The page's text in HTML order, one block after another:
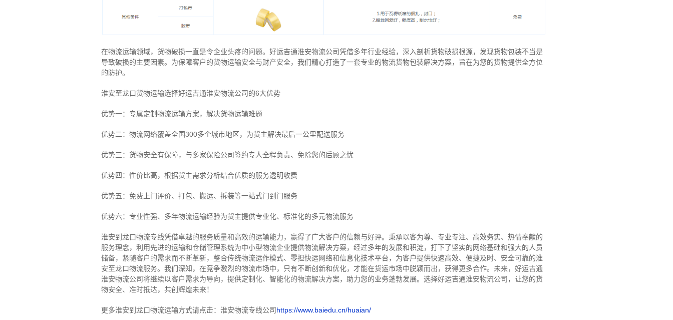
在物流运输领域，货物破损一直是令企业头疼的问题。好运吉通淮安物流公司凭借多年行业经验，深入剖析货物破损根源，发现货物包装不当是
导致破损的主要因素。为保障客户的货物运输安全与财产安全，我们精心打造了一套专业的物流货物包装解决方案，旨在为您的货物提供全方位
的防护。
淮安至龙口货物运输选择好运吉通淮安物流公司的6大优势
优势一：专属定制物流运输方案，解决货物运输难题
优势二：物流网络覆盖全国300多个城市地区，为货主解决最后一公里配送服务
优势三：货物安全有保障，与多家保险公司签约专人全程负责、免除您的后顾之忧
优势四：性价比高，根据货主需求分析结合优质的服务透明收费
优势五：免费上门评价、打包、搬运、拆装等一站式门到门服务
优势六：专业性强、多年物流运输经验为货主提供专业化、标准化的多元物流服务
淮安到龙口物流专线凭借卓越的服务质量和高效的运输能力，赢得了广大客户的信赖与好评。 秉承以客为尊、专业专注、高效务实、热情奉献的
服务理念，利用先进的运输和仓储管理系统为中小型物流企业提供物流解决方案，经过多年的发展和积淀，打下了坚实的网络基础和强大的人员
储备，紧随客户的需求而不断革新，整合传统物流运作模式、零担快运网络和信息化技术平台，为客户提供快速高效、便捷及时、安全可靠的淮
安至龙口物流服务。 我们深知，在竞争激烈的物流市场中，只有不断创新和优化，才能在货运市场中脱颖而出，获得更多合作。 未来，好运吉通
淮安物流公司将继续以客户需求为导向，提供定制化、智能化的物流解决方案，助力您的业务蓬勃发展。选择好运吉通淮安物流公司，让您的货
物安全、准时抵达，共创辉煌未来！
更多淮安到龙口物流运输方式请点击：淮安物流专线公司https://www.baiedu.cn/huaian/